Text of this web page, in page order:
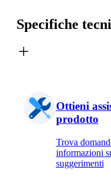
Specifiche
Ottieni
prodotto
Trova
informazioni
suggerimenti